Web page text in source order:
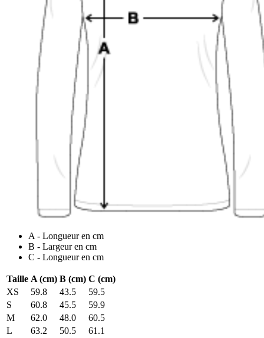
A - Longueur en cm
B - Largeur en cm
C - Longueur en cm
Taille A (cm) B (cm) C (cm)
XS
59.8 43.5
59.5
S
60.8 45.5
59.9
M
62.0 48.0
60.5
L
63.2 50.5
61.1